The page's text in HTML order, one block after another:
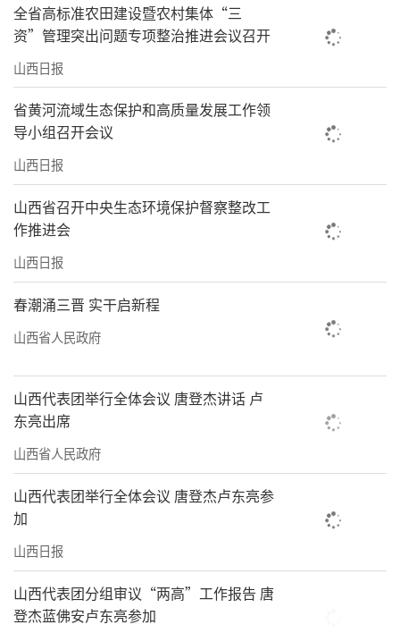
全省高标准农田建设暨农村集体“三
资”管理突出问题专项整治推进会议召开
山西日报
省黄河流域生态保护和高质量发展工作领
导小组召开会议
山西日报
山西省召开中央生态环境保护督察整改工
作推进会
山西日报
春潮涌三晋 实干启新程
山西省人民政府
山西代表团举行全体会议 唐登杰讲话 卢
东亮出席
山西省人民政府
山西代表团举行全体会议 唐登杰卢东亮参
加
山西日报
山西代表团分组审议“两高”工作报告 唐
登杰蓝佛安卢东亮参加